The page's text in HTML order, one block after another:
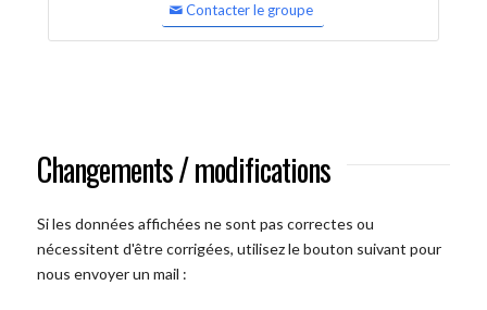
Contacter le groupe
Changements / modifications
Si les données affichées ne sont pas correctes ou
nécessitent d'être corrigées, utilisez le bouton suivant pour
nous envoyer un mail :